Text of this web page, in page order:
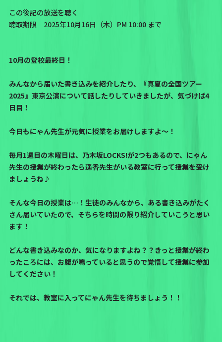
この後記の放送を聴く
聴取期限 2025年10月16日（木）PM 10:00 まで
10月の登校最終日！
みんなから届いた書き込みを紹介したり、『真夏の全国ツアー
2025』東京公演について話したりしていきましたが、気づけば4
日目！
今日もにゃん先生が元気に授業をお届けしますよ～！
毎月1週目の木曜日は、乃木坂LOCKS!が2つもあるので、にゃん
先生の授業が終わったら遥香先生がいる教室に行って授業を受け
ましょうね♪
そんな今日の授業は…！生徒のみんなから、ある書き込みがたく
さん届いていたので、そちらを時間の限り紹介していこうと思い
ます！
どんな書き込みなのか、気になりますよね？？きっと授業が終わ
ったころには、お腹が鳴っていると思うので覚悟して授業に参加
してください！
それでは、教室に入ってにゃん先生を待ちましょう！！